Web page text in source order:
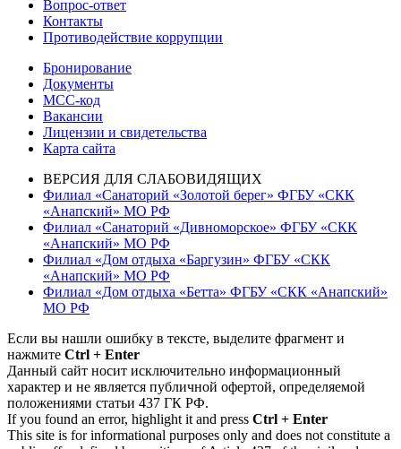
Вопрос-ответ
Контакты
Противодействие коррупции
Бронирование
Документы
МСС-код
Вакансии
Лицензии и свидетельства
Карта сайта
ВЕРСИЯ ДЛЯ СЛАБОВИДЯЩИХ
Филиал «Санаторий «Золотой берег» ФГБУ «СКК
«Анапский» МО РФ
Филиал «Санаторий «Дивноморское» ФГБУ «СКК
«Анапский» МО РФ
Филиал «Дом отдыха «Баргузин» ФГБУ «СКК
«Анапский» МО РФ
Филиал «Дом отдыха «Бетта» ФГБУ «СКК «Анапский»
МО РФ
Если вы нашли ошибку в тексте, выделите фрагмент и
нажмите Ctrl + Enter
Данный сайт носит исключительно информационный
характер и не является публичной офертой, определяемой
положениями статьи 437 ГК РФ.
If you found an error, highlight it and press Ctrl + Enter
This site is for informational purposes only and does not constitute a